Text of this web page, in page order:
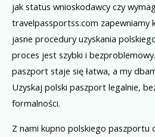
jak status wnioskodawcy czy
travelpassportss.com zapewniamy
jasne procedury uzyskania
proces jest szybki i
paszport staje się łatwa, a my
Uzyskaj polski paszport legalnie,
formalności.
Z nami kupno polskiego paszportu